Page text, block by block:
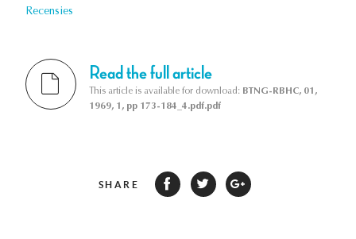
Recensies
Read the full article
This article is available for download: BTNG-RBHC, 01,
1969, 1, pp 173-184_4.pdf.pdf
SHARE